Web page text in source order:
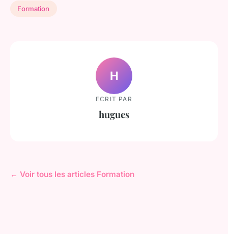
Formation
H
ECRIT PAR
hugues
← Voir tous les articles Formation